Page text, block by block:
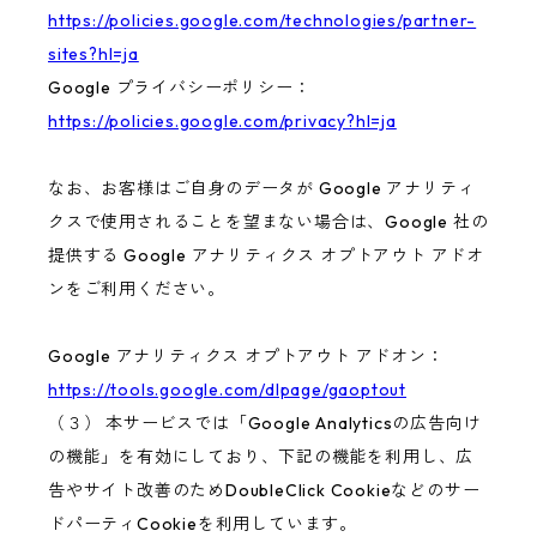
https://policies.google.com/technologies/partner-
sites?hl=ja
Google プライバシーポリシー：
https://policies.google.com/privacy?hl=ja
なお、お客様はご自身のデータが Google アナリティ
クスで使用されることを望まない場合は、Google 社の
提供する Google アナリティクス オプトアウト アドオ
ンをご利用ください。
Google アナリティクス オプトアウト アドオン：
https://tools.google.com/dlpage/gaoptout
（３） 本サービスでは「Google Analyticsの広告向け
の機能」を有効にしており、下記の機能を利用し、広
告やサイト改善のためDoubleClick Cookieなどのサー
ドパーティCookieを利用しています。